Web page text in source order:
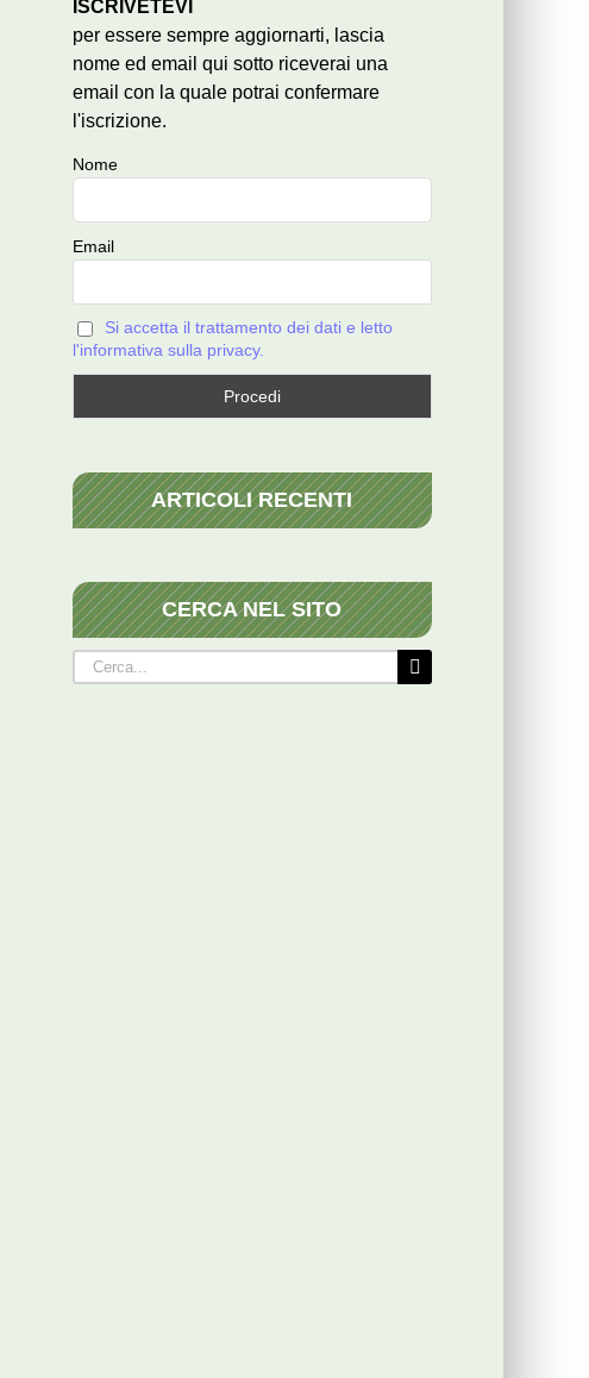
ISCRIVETEVI
per essere sempre aggiornarti, lascia
nome ed email qui sotto riceverai una
email con la quale potrai confermare
l'iscrizione.
Nome
Email
Si accetta il trattamento dei dati e letto
l'informativa sulla privacy.
ARTICOLI RECENTI
CERCA NEL SITO
Cerca
per: